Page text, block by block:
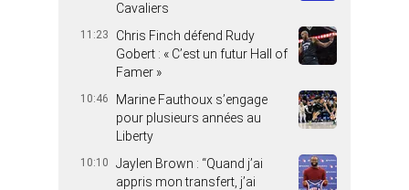
Cavaliers
11:23
Chris Finch défend Rudy
Gobert : « C’est un futur Hall of
Famer »
10:46
Marine Fauthoux s’engage
pour plusieurs années au
Liberty
10:10
Jaylen Brown : “Quand j’ai
appris mon transfert, j’ai